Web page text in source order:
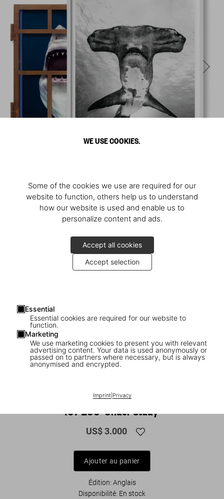
WE USE COOKIES.
Some of the cookies we use are required for our
website to function, others help us to understand
how our website is used and enable us to
personalize content and ads.
Accept all cookies
Accept selection
Essential
Essential cookies are required for our website to
function.
Marketing
We use marketing cookies to present you with relevant
advertising content. Your data is used anonymously or
passed on to partners where necessary, but is always
anonymised and encrypted.
Imprint| Privacy
1/ 17
Michael Muller. Sharks, Art Edition No.
101–200 ‘Under Study’
US$ 3.000
Ajouter au panier
Édition: Anglais
Disponibilité: En stock